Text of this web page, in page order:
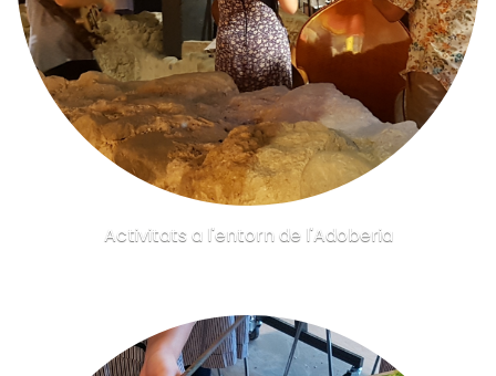
Activitats a l'entorn de l'Adoberia